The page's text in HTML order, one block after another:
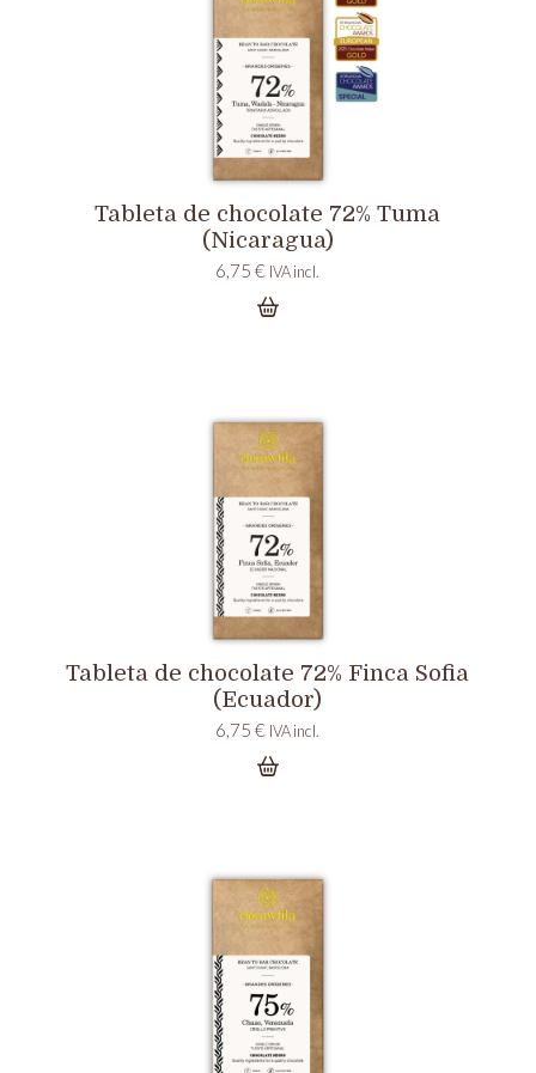
Tableta de chocolate 72% Tuma
(Nicaragua)
6,75€ IVA incl.
Tableta de chocolate 72% Finca Sofia
(Ecuador)
6,75€ IVA incl.